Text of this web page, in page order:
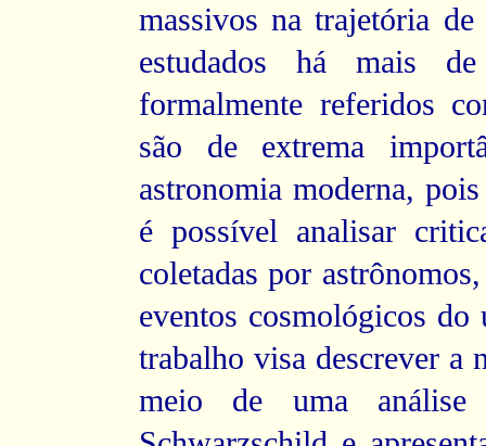
massivos na trajetória
estudados há mais
formalmente referidos
são de extrema
astronomia moderna,
é possível analisar
coletadas por
eventos cosmológicos
trabalho visa descrever a
meio de uma